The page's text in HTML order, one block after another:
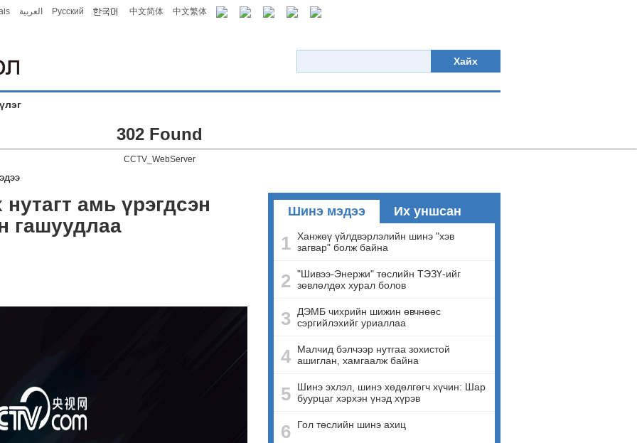
العربية Русский 中文简体 中文繁体
Хайх
302 Found
CCTV_WebServer
амь үрэгдсэн
гашуудлаа
Шинэ мэдээ Их уншсан
1 Ханжөү үйлдвэрлэлийн шинэ "хэв
загвар" болж байна
2 "Шивээ-Энержи" төслийн ТЭЗҮ-ийг
зөвлөлдөх хурал болов
3
ДЭМБ чихрийн шижин өвчнөөс
сэргийлэхийг уриаллаа
4
Малчид бэлчээр нутгаа зохистой
ашиглан, хамгаалж байна
5
Шинэ эхлэл, шинэ хөдөлгөгч хүчин: Шар
буурцаг хэрхэн үнэд хүрэв
6 Гол төслийн шинэ ахиц